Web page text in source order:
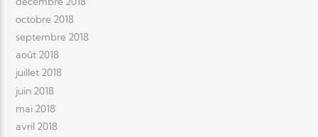
octobre 2018
septembre 2018
août 2018
juillet 2018
juin 2018
mai 2018
avril 2018